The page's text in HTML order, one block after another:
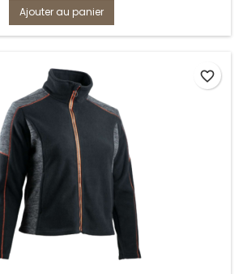
Ajouter au panier
favorite_border